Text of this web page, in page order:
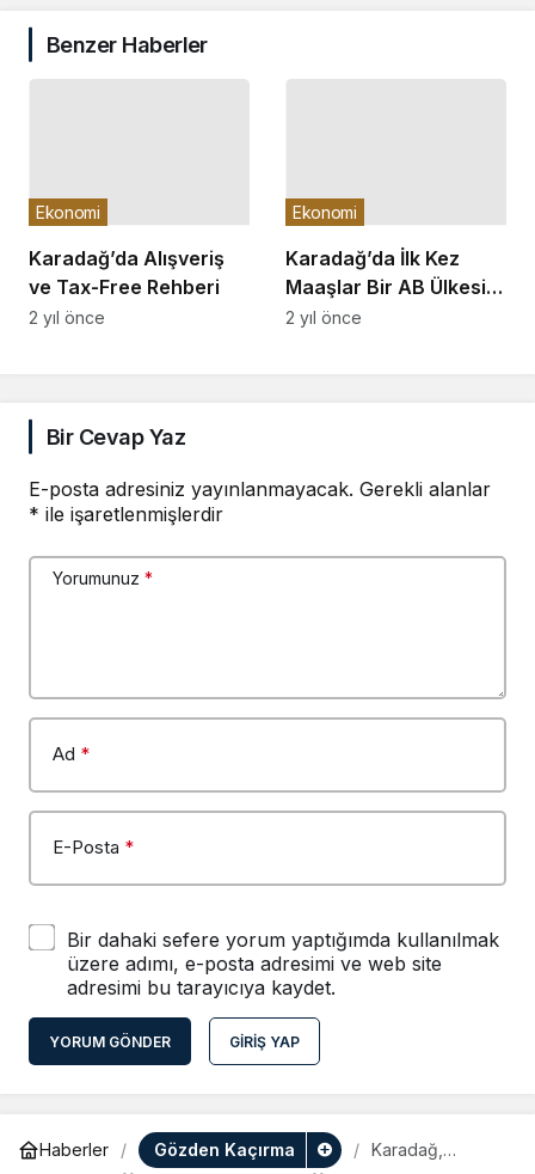
Benzer Haberler
Karadağ’da Alışveriş
ve Tax-Free Rehberi
Ekonomi
2 yıl önce
Karadağ’da İlk Kez
Maaşlar Bir AB Ülkesini
Geçti
Ekonomi
2 yıl önce
Bir Cevap Yaz
E-posta adresiniz yayınlanmayacak. Gerekli alanlar
* ile işaretlenmişlerdir
Yorumunuz *
Ad *
E-Posta *
Bir dahaki sefere yorum yaptığımda kullanılmak
üzere adımı, e-posta adresimi ve web site
adresimi bu tarayıcıya kaydet.
YORUM GÖNDER GIRIŞ YAP
Haberler Gözden Kaçırma
Karadağ,